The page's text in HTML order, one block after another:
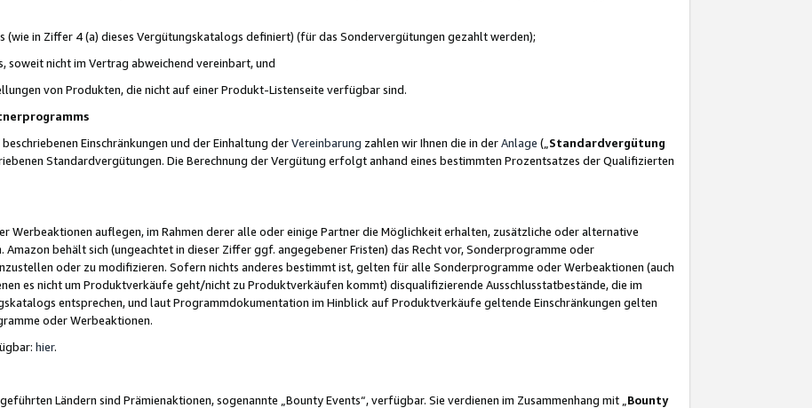
(wie in Ziffer 4 (a) dieses Vergütungskatalogs definiert) (für das Sondervergütungen gezahlt werden);
soweit nicht im Vertrag abweichend vereinbart, und
von Produkten, die nicht auf einer Produkt-Listenseite verfügbar sind.
Einschränkungen und der Einhaltung derVereinbarung zahlen wir Ihnen die in derAnlage („ Standardvergütung
Standardvergütungen. Die Berechnung der Vergütung erfolgt anhand eines bestimmten Prozentsatzes der Qualifizierten
Werbeaktionen auflegen, im Rahmen derer alle oder einige Partner die Möglichkeit erhalten, zusätzliche oder alternative
Amazon behält sich (ungeachtet in dieser Ziffer ggf. angegebener Fristen) das Recht vor, Sonderprogramme oder
oder zu modifizieren. Sofern nichts anderes bestimmt ist, gelten für alle Sonderprogramme oder Werbeaktionen (auch
es nicht um Produktverkäufe geht/nicht zu Produktverkäufen kommt) disqualifizierende Ausschlusstatbestände, die im
entsprechen, und laut Programmdokumentation im Hinblick auf Produktverkäufe geltende Einschränkungen gelten
oder Werbeaktionen.
hier.
Ländern sind Prämienaktionen, sogenannte „Bounty Events“, verfügbar. Sie verdienen im Zusammenhang mit „ Bounty